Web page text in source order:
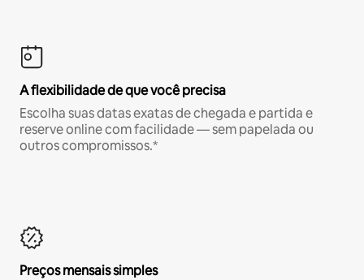
A flexibilidade de que você precisa
Escolha suas datas exatas de chegada e partida e
reserve online com facilidade — sem papelada ou
outros compromissos.*
Preços mensais simples